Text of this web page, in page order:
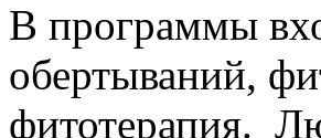
В программы
обертываний,
фитотерапия.